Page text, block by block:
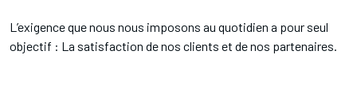
L’exigence que nous nous imposons au quotidien a pour seul
objectif : La satisfaction de nos clients et de nos partenaires.